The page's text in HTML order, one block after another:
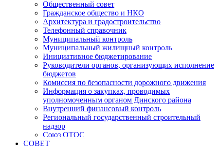
Общественный совет
Гражданское общество и НКО
Архитектура и градостроительство
Телефонный справочник
Муниципальный контроль
Муниципальный жилищный контроль
Инициативное бюджетирование
Руководители органов, организующих исполнение
бюджетов
Комиссия по безопасности дорожного движения
Информация о закупках, проводимых
уполномоченным органом Динского района
Внутренний финансовый контроль
Региональный государственный строительный
надзор
Союз ОТОС
СОВЕТ